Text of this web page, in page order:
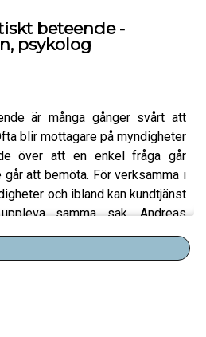
beteende -
psykolog
är många gånger svårt att
blir mottagare på myndigheter
över att en enkel fråga går
att bemöta. För verksamma i
och ibland kan kundtjänst
samma sak. Andreas
och har fördjupat sig i
med sin kollega Jacob